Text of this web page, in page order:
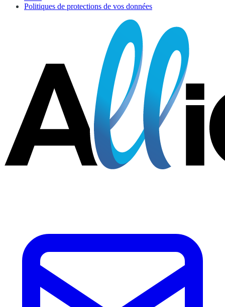
Politiques de protections de vos données